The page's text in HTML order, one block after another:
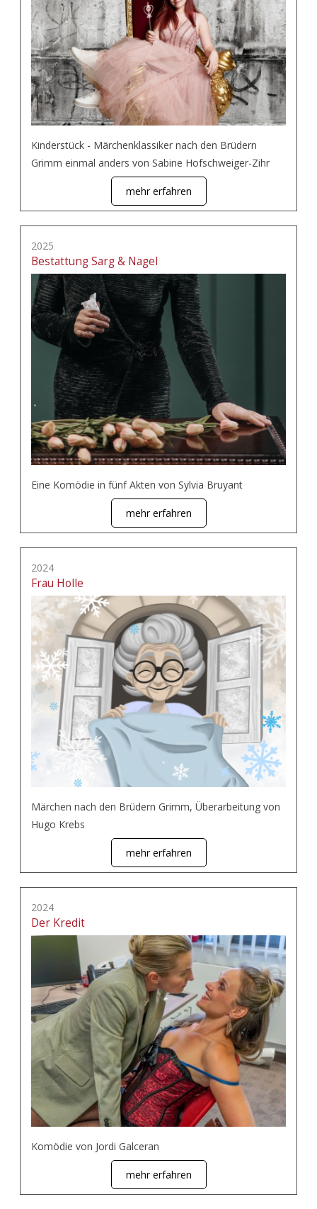
Kinderstück - Märchenklassiker nach den Brüdern
Grimm einmal anders von Sabine Hofschweiger-Zihr
mehr erfahren
2025
Bestattung Sarg & Nagel
Eine Komödie in fünf Akten von Sylvia Bruyant
mehr erfahren
2024
Frau Holle
Märchen nach den Brüdern Grimm, Überarbeitung von
Hugo Krebs
mehr erfahren
2024
Der Kredit
Komödie von Jordi Galceran
mehr erfahren